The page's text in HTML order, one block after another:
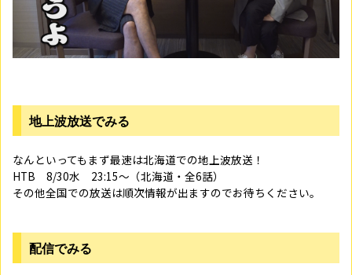
地上波放送でみる
なんといってもまず最速は北海道での地上波放送！
HTB 8/30水 23:15～（北海道・全6話）
その他全国での放送は順次情報が出ますのでお待ちください。
配信でみる